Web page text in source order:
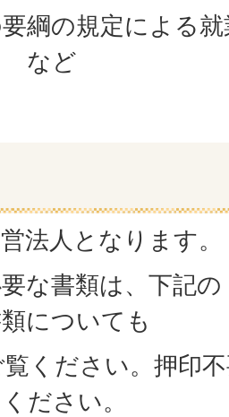
要綱の規定による
など
法人となります。
要な書類は、下記
についても
ください。押印
ださい。